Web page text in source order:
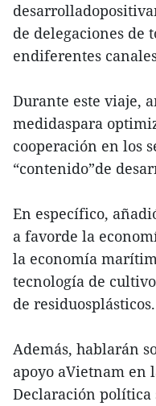
de delegaciones de
endiferentes
Durante este viaje,
medidaspara
cooperación en los
“contenido”de
En específico,
a favorde la
la economía
tecnología de
de residuosplásticos.
Además, hablarán
apoyo aVietnam en
Declaración política